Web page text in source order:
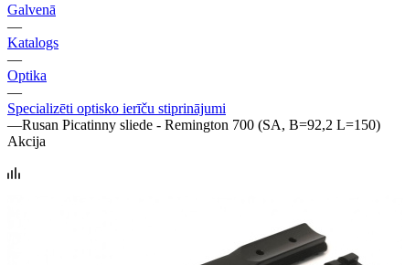
Galvenā
—
Katalogs
—
Optika
—
Specializēti optisko ierīču stiprinājumi
—Rusan Picatinny sliede - Remington 700 (SA, B=92,2 L=150)
Akcija